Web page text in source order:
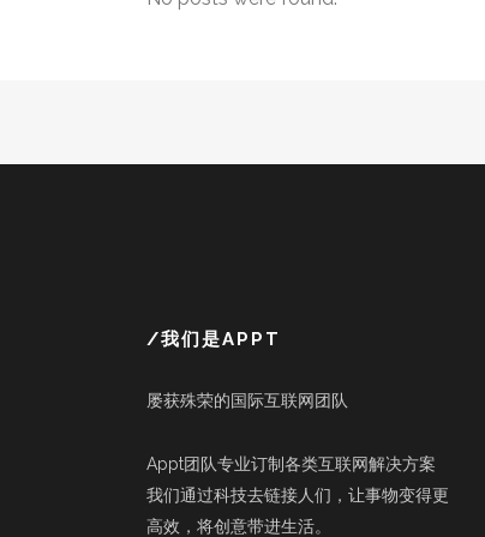
/我们是APPT
屡获殊荣的国际互联网团队
Appt团队专业订制各类互联网解决方案
我们通过科技去链接人们，让事物变得更
高效，将创意带进生活。